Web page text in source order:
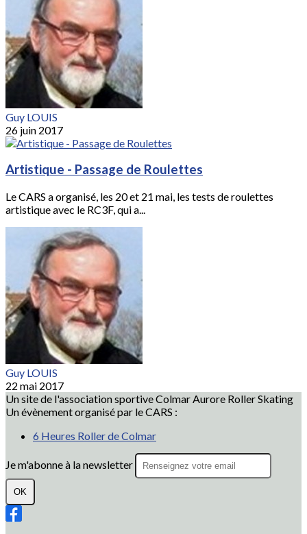
Guy LOUIS
26 juin 2017
Artistique - Passage de Roulettes
Le CARS a organisé, les 20 et 21 mai, les tests de roulettes
artistique avec le RC3F, qui a...
Guy LOUIS
22 mai 2017
Un site de l'association sportive Colmar Aurore Roller Skating
Un évènement organisé par le CARS :
6 Heures Roller de Colmar
Je m'abonne à la newsletter
OK